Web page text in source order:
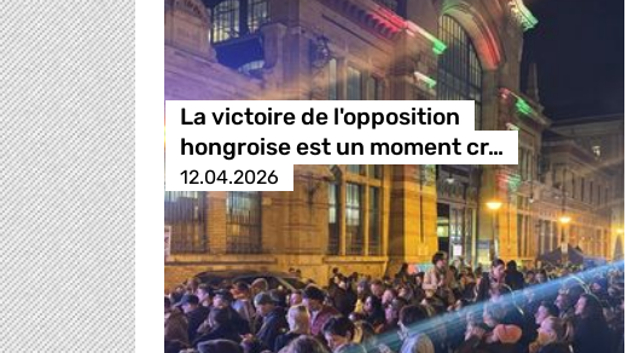
La victoire de l'opposition
hongroise est un moment cr…
12.04.2026